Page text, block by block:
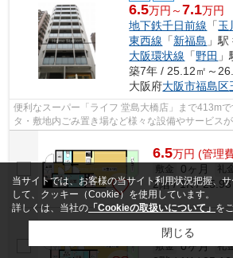
6.5万円～7.1万円
地下鉄千日前線 「玉
東西線 「新福島 」
大阪環状線 「野田
築7年 / 25.12㎡～
大阪府大阪市福島区
便利なスーパー「ライフ 堂島大橋店」まで413m
タ・敷地内ごみ置き場など様々な設備やサービス
す。こちらの物件はマンションです。2駅...
6.5万円 (管理
敷金 0ヶ月 礼
2階 / 1K /
6.9 万 円
敷金 0ヶ月 礼
当サイトでは、お客様の当サイト利用状況把握、
して、クッキー（Cookie）を使用しています。
詳しくは、当社の 「Cookieの取扱いについて」 を
閉じる